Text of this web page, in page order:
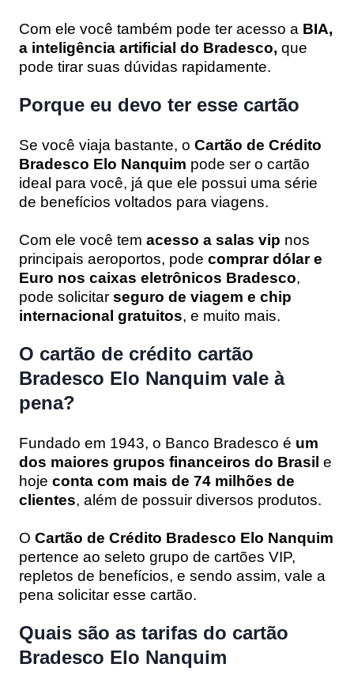
Com ele você também pode ter acesso a BIA,
a inteligência artificial do Bradesco, que
pode tirar suas dúvidas rapidamente.
Porque eu devo ter esse cartão
Se você viaja bastante, o Cartão de Crédito
Bradesco Elo Nanquim pode ser o cartão
ideal para você, já que ele possui uma série
de benefícios voltados para viagens.
Com ele você tem acesso a salas vip nos
principais aeroportos, pode comprar dólar e
Euro nos caixas eletrônicos Bradesco,
pode solicitar seguro de viagem e chip
internacional gratuitos, e muito mais.
O cartão de crédito cartão
Bradesco Elo Nanquim vale à
pena?
Fundado em 1943, o Banco Bradesco é um
dos maiores grupos financeiros do Brasil e
hoje conta com mais de 74 milhões de
clientes, além de possuir diversos produtos.
O Cartão de Crédito Bradesco Elo Nanquim
pertence ao seleto grupo de cartões VIP,
repletos de benefícios, e sendo assim, vale a
pena solicitar esse cartão.
Quais são as tarifas do cartão
Bradesco Elo Nanquim